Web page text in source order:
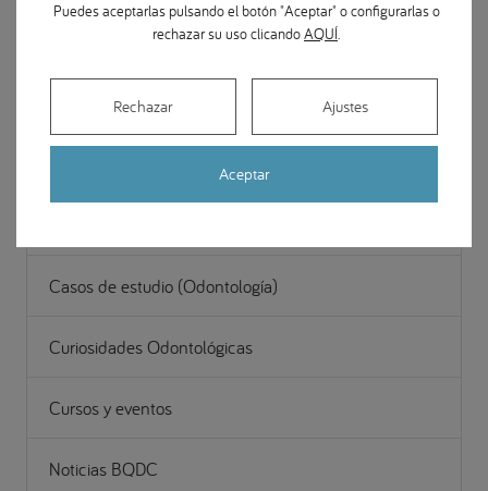
Noticias Odontológicas
Casos de estudio (Odontología)
Curiosidades Odontológicas
Cursos y eventos
Noticias BQDC
Puedes aceptarlas pulsando el botón "Aceptar" o configurarlas o
rechazar su uso clicandoAQUÍ.
Aceptar
Rechazar Ajustes